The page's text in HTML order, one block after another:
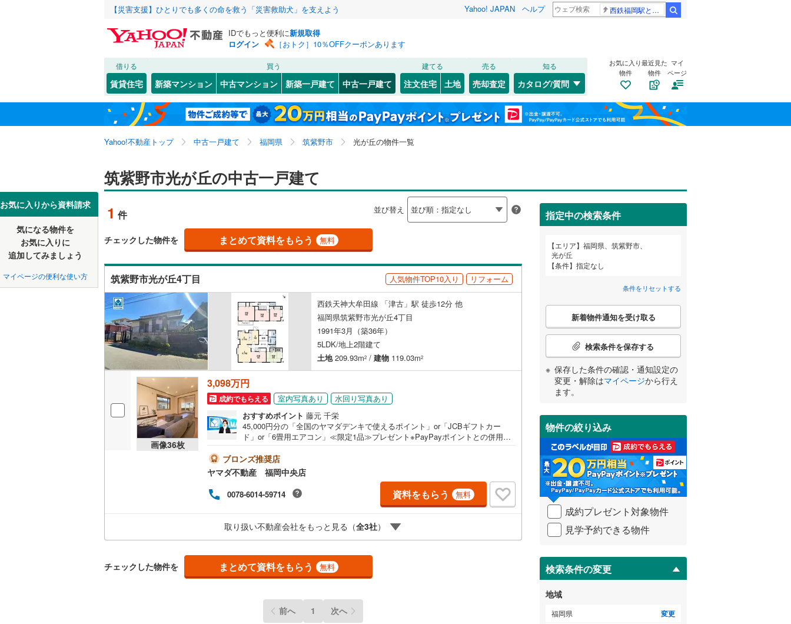
【災害支援】ひとりでも多くの命を救う「災害救助犬」を支えよう Yahoo! JAPAN ヘルプ 西鉄福岡駅と薬院駅の構内で不適切音声
IDでもっと便利に新規取得
ログイン
［おトク］10％OFFクーポンあります
借りる
賃貸住宅
買う
新築マンション 中古マンション 新築一戸建て 中古一戸建て
建てる
注文住宅 土地
売る
売却査定
知る
カタログ/質問
お気に入り
物件
最近見た
物件
マイ
ページ
Yahoo!不動産トップ 中古一戸建て 福岡県 筑紫野市 光が丘の物件一覧
お気に入りから資料請求
気になる物件を
お気に入りに
追加してみましょう
マイページの便利な使い方
筑紫野市光が丘の中古一戸建て
1 件 並び替え
チェックした物件を まとめて資料をもらう 無料
筑紫野市光が丘4丁目 人気物件TOP10入り リフォーム
西鉄天神大牟田線 「津古」駅 徒歩12分 他
福岡県筑紫野市光が丘4丁目
1991年3月（築36年）
5LDK/地上2階建て
土地209.93m2 / 建物 119.03m2
画像36枚
3,098万円
成約でもらえる 室内写真あり
水回り写真あり
おすすめポイント 藤元 千栄
45,000円分の「全国のヤマダデンキで使えるポイント」or「JCBギフトカー
ド」or「6畳用エアコン」≪限定1品≫プレゼント※PayPayポイントとの併用不
レゼント！※一世帯2回まで土日祝日もご案内可能です＾＾既に他社で見積もり
が出ている方！入居までの費用を抑えたい方！ぜひ、一度「ヤマダ不動産」へ
ご相談にお越しください！あらゆる不安や疑問に誠心誠意お応えします＾＾
【おすすめポイント】■2026年5月リフォーム完了！■リビングとダイニングを
分けて使える間取り■2階は洋室が3部屋、お子様が大きくなっても安心！■ゆっ
たりとしたお庭はガーデニングやお子様の遊び場に！■駐車場2台（敷地外1台）
あり筑紫野東小学校:徒歩約12分筑紫野南中学校:徒歩約29分ご希望条件をもと
に物件をご紹介いたします。お気軽にお問合せ下さい。
ブロンズ推奨店
ヤマダ不動産 福岡中央店
0078-6014-59714 資料をもらう 無料
取り扱い不動産会社をもっと見る（全3社）
チェックした物件を まとめて資料をもらう 無料
前へ 1 次へ
指定中の検索条件
エリア
福岡県、筑紫野市、
光が丘
条件
指定なし
条件をリセットする
こ
検
条
件
受
け
取
る
・
条
件
を
イ
ペ
ジ
に
保
存
す
る
新着物件通知を受け取る
検索条件を保存する
保存した条件の確認・通知設定の
変更・解除はマイページから行え
ます。
物件の絞り込み
成約プレゼント対象物件
見学予約できる物件
検索条件の変更
地域
福岡県 変更
北海道 北海道
東北 青森 岩手 宮城 秋田 山形 福島
関東 東京 神奈川 埼玉 千葉
信越・北陸 新潟 長野
三重
近畿 大阪 兵庫
中国 鳥取 島根 岡山 広島 山口
四国 徳島 香川 愛媛 高知
九州・沖縄 福岡 長崎 鹿児島 沖縄
該当物件0件 この条件で検索する
北九州市 門司区(24) 若松区(19) 戸畑区(6)
小倉北区(22) 小倉南区(36) 八幡東区(11)
八幡西区(38)
福岡市 東区(29)
(13 城南区(9)
福岡県のそのほ
かの地域
大牟田市(126) 直方市(
田川市(5)
八女市(9) 筑後市(4)
行橋市(19) 豊前市 中間市(12)
小郡市(14) (27)
大野城市(12) 宗像市(19) 太宰府市(20)
古賀市(12) 福津市 うきは市
宮若市(2) 朝倉市(3)
みやま市( 3) 糸島市(26) 那珂川市(3)
糟屋郡宇美町( 糟屋郡志免町(8)
糟屋郡須惠町( 9 ) 糟屋郡新宮町(6) 糟屋郡久山町(2)
遠賀郡芦屋町(2) 遠賀郡水巻町
遠賀郡岡垣町(9) 遠賀郡遠賀町 鞍手郡小竹町(5)
朝倉郡東峰村(1) 三潴郡大木町(2)
田川郡添田町
田川郡糸田町 (2) 田川郡大任町
該当物件0件 この条件で検索する
大字牛島(2) 大字筑紫(2) 大字原(1)
大字山家(1) 大字吉木(6) 筑紫駅前通(2)
美しが丘南(1) 原田 (2)
むさしヶ丘
1)
岡田(1) 塔原西(1) 武蔵(1)
該当物件0件 この条件で検索する
JR 博多南線(0) 山陽本線（JR九州）( 0) 鹿児島本線(
香椎線(0) 篠栗線(0) 筑肥線(0)
久大本線(0) 日豊本線(0) 日田彦山線(0)
筑豊本線
(1) 後藤寺線
地下鉄 福岡市地下鉄空港線(0) 福岡市地下鉄箱崎線(0) 福岡市地下鉄七隈線(0)
私鉄・その他 平成筑豊鉄道(0) 西鉄天神大牟田線(1) 西鉄太宰府線(0)
西鉄甘木線(0) 筑豊電気鉄道(0)
北九州都市モノレール小倉線(0)
平成筑豊鉄道門司港レトロ観光線
(0)
甘木鉄道(0)
該当物件0件 この条件で検索する
該当物件0件 この条件で検索する
こだわり条件 リフォーム、リノベーション
リノベーション・リフォーム
（1）
築古・築30年以上（1）
設備
床暖房（
駐車場2台以上（1） ビルトインガレージ（0） 太陽光発電システム（0）
（1）
防犯カメラ（ 0）
バリアフリー住宅（0）
）
二世帯向け（0 平屋・1階建て（0） 3階建て以上（0）
サービスルーム（納戸）（0）
最寄りの駅が始発駅 小学校まで1km以内（1）
配置、向き、建ち方、日当たり
前道6m以上（1） 角地（0） 南道路（0）
平坦地（0）
（ 1）
キッチン
独立型キッチン（0）
販売、価格、契約、入居関連など
該当物件0件 この条件で検索する
検索条件を保存しました
この検索条件の新着物件通知は、 マイページから設定できます。
保存した条件を見る
福岡県、筑紫野市、光が丘
検索条件を保存する
マイページ
お気に入りリストを見る
閉じる
お気に入りリストを見る
閉じる